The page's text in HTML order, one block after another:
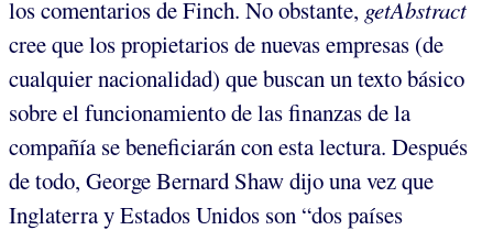
los comentarios de Finch. No obstante, getAbstract
cree que los propietarios de nuevas empresas (de
cualquier nacionalidad) que buscan un texto básico
sobre el funcionamiento de las finanzas de la
compañía se beneficiarán con esta lectura. Después
de todo, George Bernard Shaw dijo una vez que
Inglaterra y Estados Unidos son “dos países